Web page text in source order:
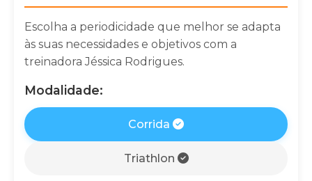
Escolha a periodicidade que melhor se adapta
às suas necessidades e objetivos com a
treinadora Jéssica Rodrigues.
Modalidade:
Corrida
Triathlon